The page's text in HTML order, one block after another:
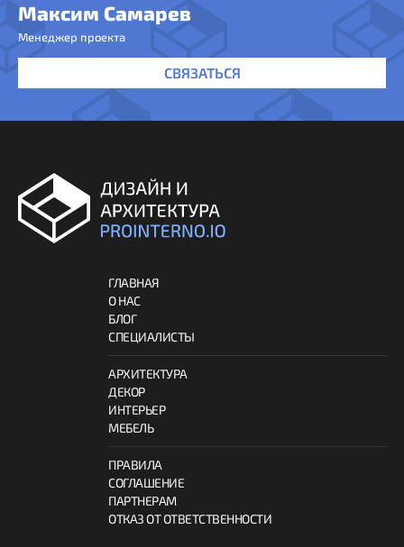
Максим Самарев
Менеджер проекта
СВЯЗАТЬСЯ
ГЛАВНАЯ
О НАС
БЛОГ
СПЕЦИАЛИСТЫ
АРХИТЕКТУРА
ДЕКОР
ИНТЕРЬЕР
МЕБЕЛЬ
ПРАВИЛА
СОГЛАШЕНИЕ
ПАРТНЕРАМ
ОТКАЗ ОТ ОТВЕТСТВЕННОСТИ